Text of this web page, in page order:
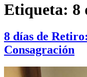
Etiqueta: 8
8 días de
Consagración